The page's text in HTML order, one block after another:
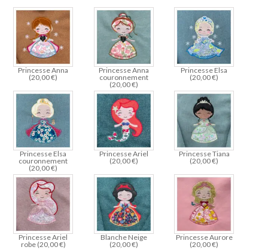
Princesse Anna
(20,00€)
Princesse Anna
couronnement
(20,00€)
Princesse Elsa
(20,00€)
Princesse Elsa
couronnement
(20,00€)
Princesse Ariel
(20,00€)
Princesse Tiana
(20,00€)
Princesse Ariel
robe (20,00€)
Blanche Neige
(20,00€)
Princesse Aurore
(20,00€)